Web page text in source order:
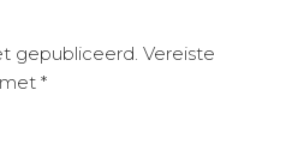
gepubliceerd. Vereiste
*